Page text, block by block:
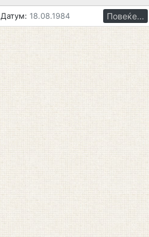
Датум: 18.08.1984 Повеќе...